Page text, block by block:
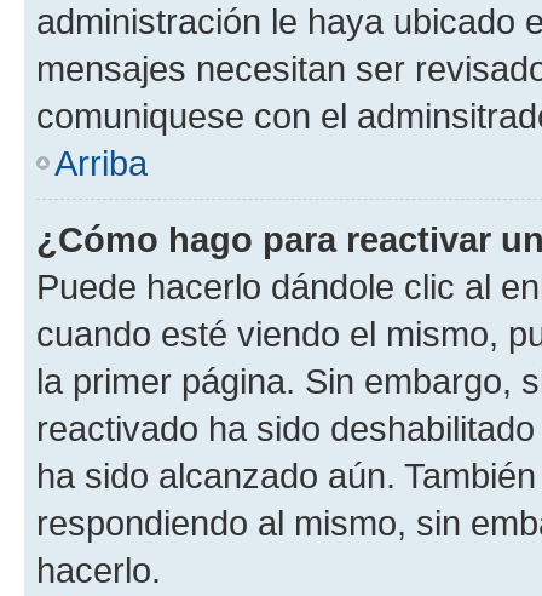
administración le haya ubicado
mensajes necesitan ser
comuniquese con el
Arriba
¿Cómo hago para reactivar
Puede hacerlo dándole clic al
cuando esté viendo el mismo,
la primer página. Sin embargo,
reactivado ha sido
ha sido alcanzado aún.
respondiendo al mismo, sin
hacerlo.